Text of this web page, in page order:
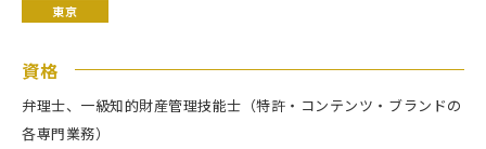
東京
資格
弁理士、一級知的財産管理技能士（特許・コンテンツ・ブランドの
各専門業務）